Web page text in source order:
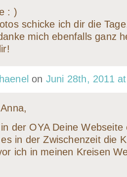
: )
schicke ich dir die
mich ebenfalls ganz
on Juni 28th, 2011
der OYA Deine
in der Zwischenzeit die
ich in meinen Kreisen